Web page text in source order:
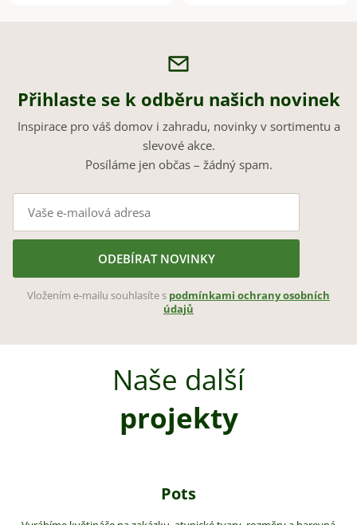
Přihlaste se k odběru našich novinek
Inspirace pro váš domov i zahradu, novinky v sortimentu a
slevové akce.
Posíláme jen občas – žádný spam.
ODEBÍRAT NOVINKY
Vložením e-mailu souhlasíte s podmínkami ochrany osobních
údajů
Naše další
projekty
Pots